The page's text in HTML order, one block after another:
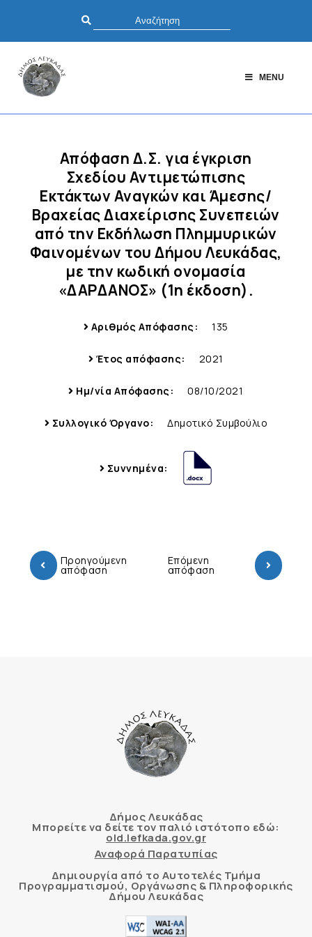
MENU
Απόφαση Δ.Σ. για έγκριση
Σχεδίου Αντιμετώπισης
Εκτάκτων Αναγκών και Άμεσης/
Βραχείας Διαχείρισης Συνεπειών
από την Εκδήλωση Πλημμυρικών
Φαινομένων του Δήμου Λευκάδας,
με την κωδική ονομασία
«ΔΑΡΔΑΝΟΣ» (1η έκδοση).
Αριθμός Απόφασης: 135
Έτος απόφασης: 2021
Ημ/νία Απόφασης: 08/10/2021
Συλλογικό Όργανο: Δημοτικό Συμβούλιο
Συννημένα:
Προηγούμενη
απόφαση
Επόμενη
απόφαση
Δήμος Λευκάδας
Μπορείτε να δείτε τον παλιό ιστότοπο εδώ:
old.lefkada.gov.gr
Αναφορά Παρατυπίας
Δημιουργία από το Αυτοτελές Τμήμα
Προγραμματισμού, Οργάνωσης & Πληροφορικής
Δήμου Λευκάδας